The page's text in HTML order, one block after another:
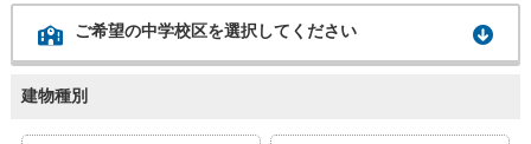
ご希望の中学校区を選択してください
建物種別